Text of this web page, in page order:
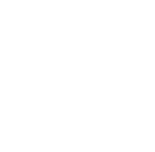
Cae en Baza
suministros
datos